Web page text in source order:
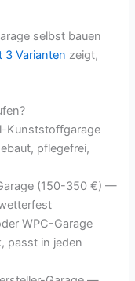
selbst bauen
3 Varianten zeigt,
Kunststoffgarage
pflegefrei,
(150-350 €) —
WPC-Garage
passt in jeden